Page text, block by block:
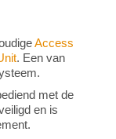
Access
. Een van
met de
en is